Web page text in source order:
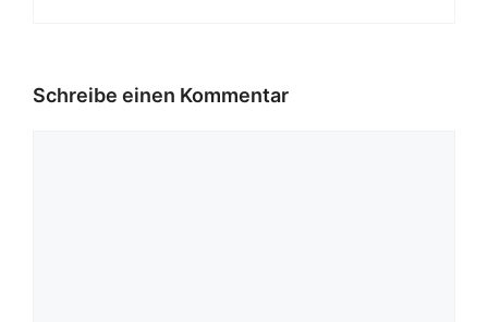
Schreibe einen Kommentar